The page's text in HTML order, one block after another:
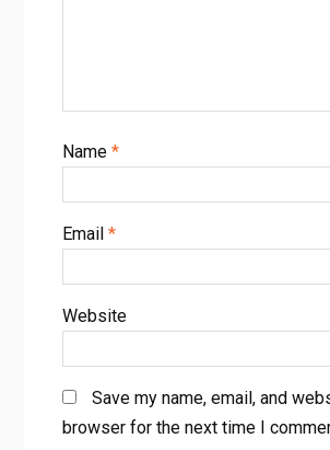
Name *
Email *
Website
Save my name, email, and
browser for the next time I